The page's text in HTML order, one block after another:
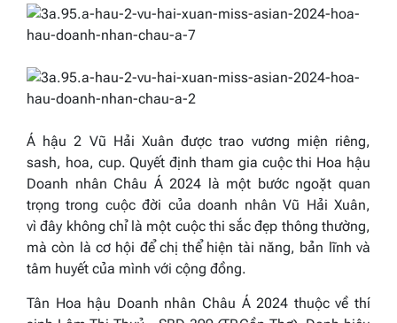
Á hậu 2 Vũ Hải Xuân được trao vương miện riêng,
sash, hoa, cup. Quyết định tham gia cuộc thi Hoa hậu
Doanh nhân Châu Á 2024 là một bước ngoặt quan
trọng trong cuộc đời của doanh nhân Vũ Hải Xuân,
vì đây không chỉ là một cuộc thi sắc đẹp thông thường,
mà còn là cơ hội để chị thể hiện tài năng, bản lĩnh và
tâm huyết của mình với cộng đồng.
Tân Hoa hậu Doanh nhân Châu Á 2024 thuộc về thí